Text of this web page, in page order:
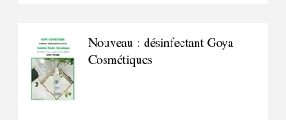
Nouveau : désinfectant Goya
Cosmétiques